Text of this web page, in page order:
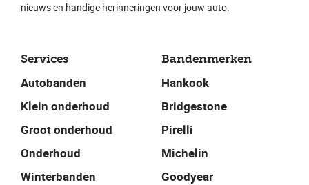
Services
Autobanden
Klein onderhoud
Groot onderhoud
Onderhoud
Winterbanden
Bandenmerken
Hankook
Bridgestone
Pirelli
Michelin
Goodyear
nieuws en handige herinneringen voor jouw auto.